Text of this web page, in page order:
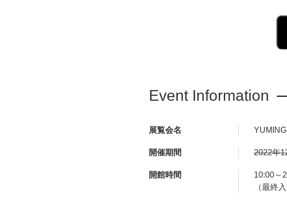
東京シティビューからの風景ととも
東京の景色と融合するユーミンの世界
Event Information
展覧会名
開催期間 2022年
開館時間
10:00～
（最終